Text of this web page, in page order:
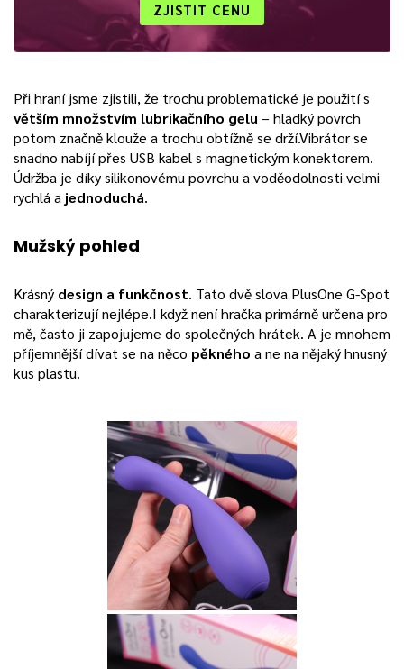
ZJISTIT CENU
Při hraní jsme zjistili, že trochu problematické je použití s
větším množstvím lubrikačního gelu – hladký povrch
potom značně klouže a trochu obtížně se drží.Vibrátor se
snadno nabíjí přes USB kabel s magnetickým konektorem.
Údržba je díky silikonovému povrchu a voděodolnosti velmi
rychlá a jednoduchá.
Mužský pohled
Krásný design a funkčnost. Tato dvě slova PlusOne G-Spot
charakterizují nejlépe.I když není hračka primárně určena pro
mě, často ji zapojujeme do společných hrátek. A je mnohem
příjemnější dívat se na něco pěkného a ne na nějaký hnusný
kus plastu.